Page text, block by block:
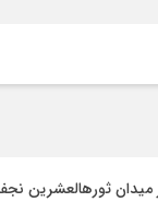
میدان ثورهالعشرین